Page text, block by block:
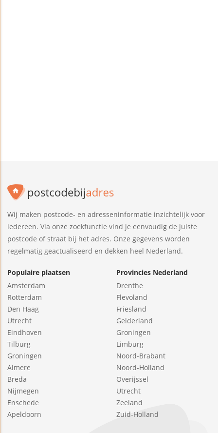
Wij maken postcode- en adresseninformatie inzichtelijk voor
iedereen. Via onze zoekfunctie vind je eenvoudig de juiste
postcode of straat bij het adres. Onze gegevens worden
regelmatig geactualiseerd en dekken heel Nederland.
Populaire plaatsen
Amsterdam
Rotterdam
Den Haag
Utrecht
Eindhoven
Tilburg
Groningen
Almere
Breda
Nijmegen
Enschede
Apeldoorn
Provincies Nederland
Drenthe
Flevoland
Friesland
Gelderland
Groningen
Limburg
Noord-Brabant
Noord-Holland
Overijssel
Utrecht
Zeeland
Zuid-Holland